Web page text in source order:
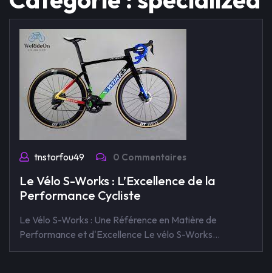
tnstorfou49 0 Commentaires
Le Vélo S-Works : L’Excellence de la
Performance Cycliste
Le Vélo S-Works : Une Référence en Matière de
Performance et d'Excellence Le vélo S-Works…